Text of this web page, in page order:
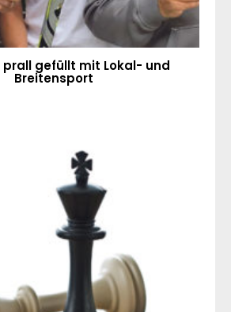
prall gefüllt mit Lokal- und
Breitensport